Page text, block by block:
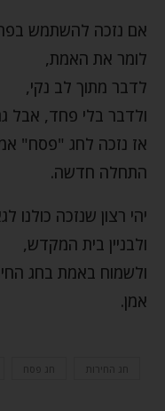
אם נזכה להשתמש בפה
לומר את האמת,
לדבר מתוך לב נקי,
ולדבר בלי פחד, אבל
אז נזכה לחג "פסח"
התחלה חדשה.
יהי רצון שנזכה כולנו
ולבניין בית המקדש,
ולשמוח באמת בחג
אמן.
חג החירות חג פסח